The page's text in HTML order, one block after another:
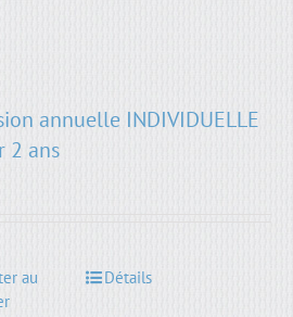
annuelle INDIVIDUELLE
2 ans
au
Détails